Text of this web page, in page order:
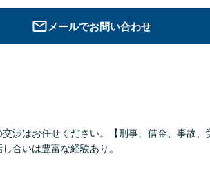
メールでお問い合わせ
渉はお任せください。【刑事、借金、事故、
合いは豊富な経験あり。